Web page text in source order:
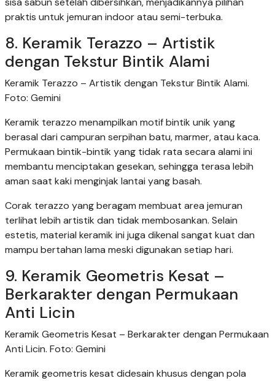
praktis untuk jemuran indoor atau semi-terbuka.
8. Keramik Terazzo – Artistik
dengan Tekstur Bintik Alami
Keramik Terazzo – Artistik dengan Tekstur Bintik Alami.
Foto: Gemini
Keramik terazzo menampilkan motif bintik unik yang
berasal dari campuran serpihan batu, marmer, atau kaca.
Permukaan bintik-bintik yang tidak rata secara alami ini
membantu menciptakan gesekan, sehingga terasa lebih
aman saat kaki menginjak lantai yang basah.
Corak terazzo yang beragam membuat area jemuran
terlihat lebih artistik dan tidak membosankan. Selain
estetis, material keramik ini juga dikenal sangat kuat dan
mampu bertahan lama meski digunakan setiap hari.
9. Keramik Geometris Kesat –
Berkarakter dengan Permukaan
Anti Licin
Keramik Geometris Kesat – Berkarakter dengan Permukaan
Anti Licin. Foto: Gemini
Keramik geometris kesat didesain khusus dengan pola